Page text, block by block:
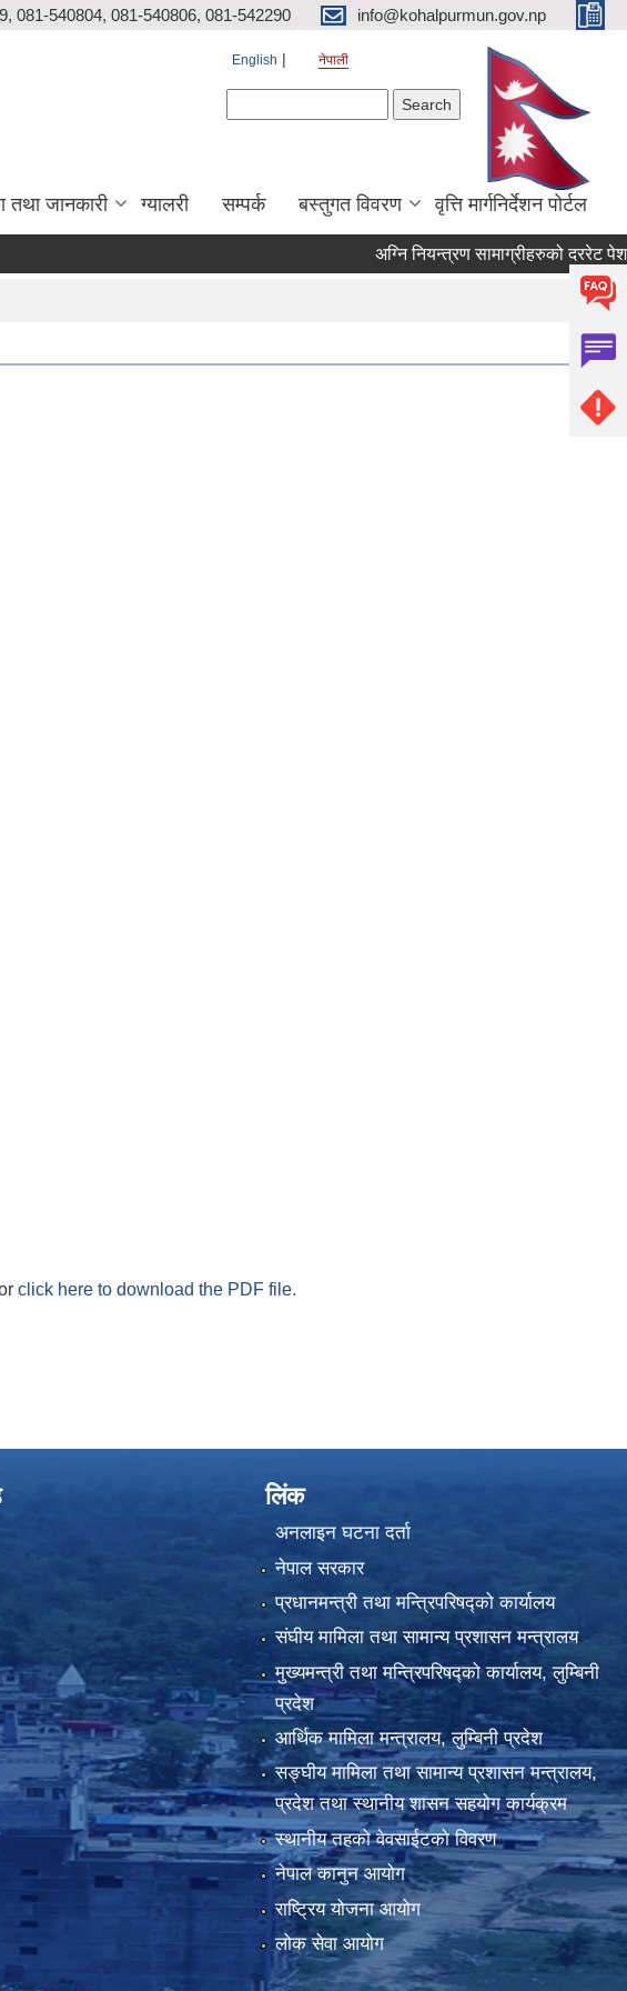
081-540804, 081-540806, 081-542290 info@kohalpurmun.gov.np
English नेपाली
तथा जानकारी ग्यालरी सम्पर्क बस्तुगत विवरण वृत्ति मार्गनिर्देशन पोर्टल
click here to download the PDF file.
लिंक
अनलाइन घटना दर्ता
नेपाल सरकार
प्रधानमन्त्री तथा मन्त्रिपरिषद्को कार्यालय
संघीय मामिला तथा सामान्य प्रशासन मन्त्रालय
मुख्यमन्त्री तथा मन्त्रिपरिषद्को कार्यालय, लुम्बिनी
प्रदेश
आर्थिक मामिला मन्त्रालय, लुम्बिनी प्रदेश
सङ्घीय मामिला तथा सामान्य प्रशासन मन्त्रालय,
प्रदेश तथा स्थानीय शासन सहयोग कार्यक्रम
स्थानीय तहको वेवसाईटको विवरण
नेपाल कानुन आयोग
राष्ट्रिय योजना आयोग
लोक सेवा आयोग